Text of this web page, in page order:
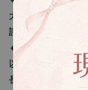
大努力協助處理，
評價回覆，可以接
🔸手鍊顆數問題：
以長度不同每一條
長度。